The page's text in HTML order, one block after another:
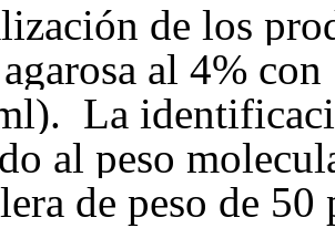
de los
agarosa al 4%
La
al peso
de peso de 50